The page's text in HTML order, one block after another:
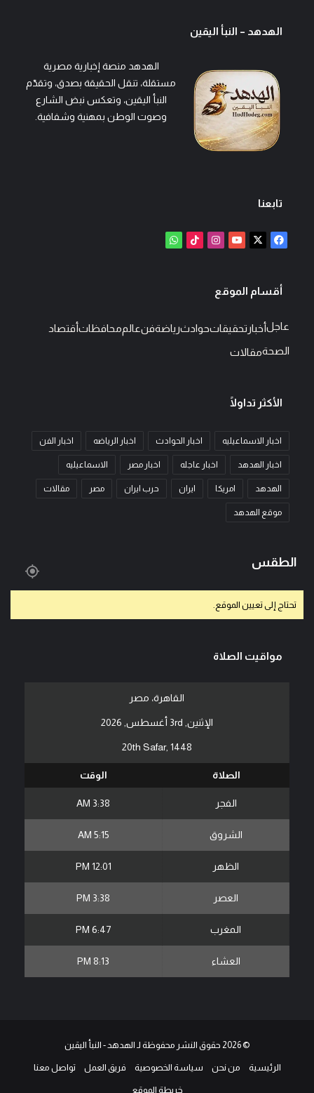
الهدهد – النبأ اليقين
الهدهد منصة إخبارية مصرية
مستقلة، تنقل الحقيقة بصدق، وتقدّم
النبأ اليقين، وتعكس نبض الشارع
وصوت الوطن بمهنية وشفافية.
تابعنا
فيسبوك ‫YouTubeانستقرام‫TikTok
أقسام الموقع
عاجلأخبار تحقيقاتحوادثرياضةفنعالممحافظاتأقتصاد
الصحةمقالات
الأكثر تداولًا
اخبار الاسماعيليه اخبار الحوادث اخبار الرياضه اخبار الفن
اخبار الهدهد اخبار عاجله اخبار مصر الاسماعيليه
الهدهد امريكا ايران حرب ايران مصر مقالات
موقع الهدهد
الطقس
تحتاج إلى تعيين الموقع.
مواقيت الصلاة
القاهرة، مصر
الإثنين, 3rd أغسطس, 2026
20th Safar, 1448
الصلاة الوقت
الفجر 3:38 AM
الشروق 5:15 AM
الظهر 12:01 PM
العصر 3:38 PM
المغرب 6:47 PM
العشاء 8:13 PM
© 2026 حقوق النشر محفوظة لـ الهدهد - النبأ اليقين
الرئيسية من نحن سياسة الخصوصية فريق العمل تواصل معنا
خريطة الموقع